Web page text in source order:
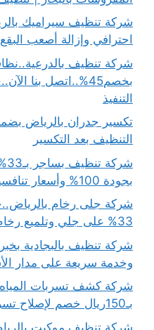
احترافي وإزالة أصعب البقع
شركة تنظيف
بخصم45%..اتصل بنا
التنفيذ
التنظيف بعد التكسير
بجودة 100% وأسعار تنافسية
شركة جلى رخام
33% على جلي وتلميع رخام الدرج والمطبخ
شركة تنظيف بالبجادية
وخدمة سريعة على مدار
بـ150ريال خصم لإصلاح تسربات المياه